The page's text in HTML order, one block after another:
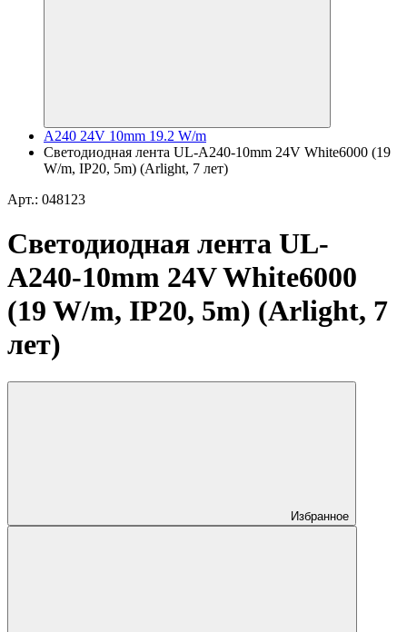
A240 24V 10mm 19.2 W/m
Светодиодная лента UL-A240-10mm 24V White6000 (19
W/m, IP20, 5m) (Arlight, 7 лет)
Арт.: 048123
Светодиодная лента UL-
A240-10mm 24V White6000
(19 W/m, IP20, 5m) (Arlight, 7
лет)
Избранное